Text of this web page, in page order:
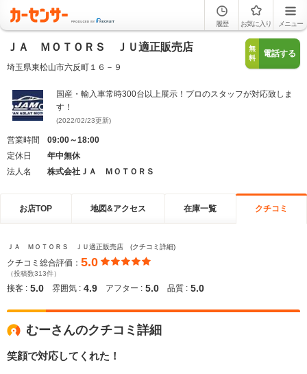
履歴 お気に入り メニュー
ＪＡ ＭＯＴＯＲＳ ＪＵ適正販売店
埼玉県東松山市六反町１６－９
無
料
電話する
国産・輸入車常時300台以上展示！プロのスタッフが対応致しま
す！
(2022/02/23更新)
営業時間
09:00～18:00
定休日
年中無休
法人名
株式会社ＪＡ ＭＯＴＯＲＳ
お店TOP 地図&アクセス 在庫一覧 クチコミ
ＪＡ ＭＯＴＯＲＳ ＪＵ適正販売店 (クチコミ詳細)
クチコミ総合評価： 5.0
（投稿数313件）
接客 : 5.0 雰囲気 : 4.9 アフター : 5.0 品質 : 5.0
むーさんのクチコミ詳細
笑顔で対応してくれた！